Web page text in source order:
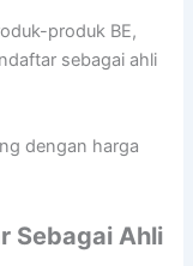
produk BE,
sebagai ahli
dengan harga
Sebagai Ahli